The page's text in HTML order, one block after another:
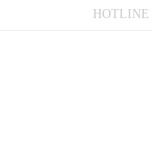
HOTLINE